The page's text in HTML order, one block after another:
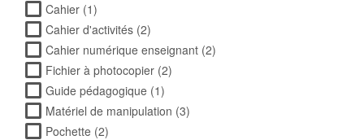
Cahier (1)
Cahier d'activités (2)
Cahier numérique enseignant (2)
Fichier à photocopier (2)
Guide pédagogique (1)
Matériel de manipulation (3)
Pochette (2)